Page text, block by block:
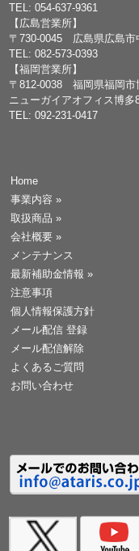
TEL: 054-637-9361
【広島営業所】
〒730-0045 広島県広島市
TEL: 082-573-0393
【福岡営業所】
〒812-0038 福岡県福岡市
ニューガイアオフィス博多
TEL: 092-231-0417
Home
事業内容 »
取扱商品 »
会社概要 »
メンテナンス
最新補助金情報 »
注意事項
個人情報保護方針
メール配信 登録
メール配信解除
よくあるご質問
お問い合わせ